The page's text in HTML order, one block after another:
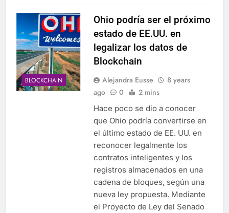
BLOCKCHAIN
Ohio podría ser el próximo
estado de EE.UU. en
legalizar los datos de
Blockchain
Alejandra Eusse
8 years
ago
0 2 mins
Hace poco se dio a conocer
que Ohio podría convertirse en
el último estado de EE. UU. en
reconocer legalmente los
contratos inteligentes y los
registros almacenados en una
cadena de bloques, según una
nueva ley propuesta. Mediante
el Proyecto de Ley del Senado